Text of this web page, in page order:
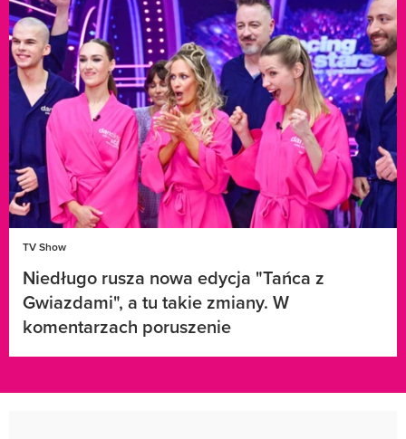
TV Show
Niedługo rusza nowa edycja "Tańca z
Gwiazdami", a tu takie zmiany. W
komentarzach poruszenie